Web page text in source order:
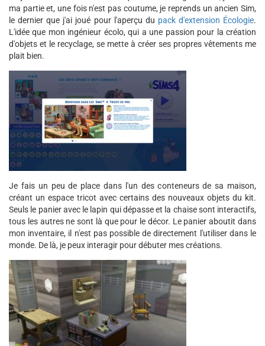
ma partie et, une fois n'est pas coutume, je reprends un ancien Sim,
le dernier que j'ai joué pour l'aperçu du pack d'extension Écologie.
L'idée que mon ingénieur écolo, qui a une passion pour la création
d'objets et le recyclage, se mette à créer ses propres vêtements me
plait bien.
Je fais un peu de place dans l'un des conteneurs de sa maison,
créant un espace tricot avec certains des nouveaux objets du kit.
Seuls le panier avec le lapin qui dépasse et la chaise sont interactifs,
tous les autres ne sont là que pour le décor. Le panier aboutit dans
mon inventaire, il n'est pas possible de directement l'utiliser dans le
monde. De là, je peux interagir pour débuter mes créations.